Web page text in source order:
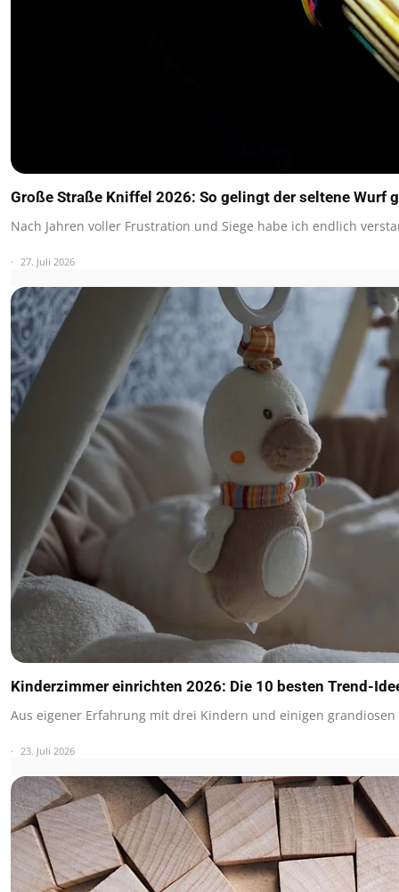
Große Straße Kniffel 2026: So gelingt der seltene Wurf
Nach Jahren voller Frustration und Siege habe ich endlich
27. Juli 2026
Kinderzimmer einrichten 2026: Die 10 besten Trend-
Aus eigener Erfahrung mit drei Kindern und einigen
23. Juli 2026